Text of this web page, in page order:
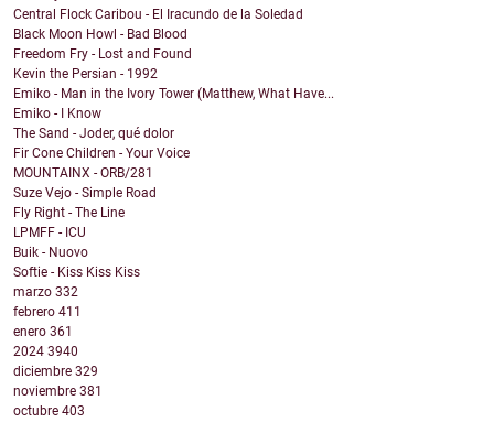
Central Flock Caribou - El Iracundo de la Soledad
Black Moon Howl - Bad Blood
Freedom Fry - Lost and Found
Kevin the Persian - 1992
Emiko - Man in the Ivory Tower (Matthew, What Have...
Emiko - I Know
The Sand - Joder, qué dolor
Fir Cone Children - Your Voice
MOUNTAINX - ORB/281
Suze Vejo - Simple Road
Fly Right - The Line
LPMFF - ICU
Buik - Nuovo
Softie - Kiss Kiss Kiss
marzo 332
febrero 411
enero 361
2024 3940
diciembre 329
noviembre 381
octubre 403